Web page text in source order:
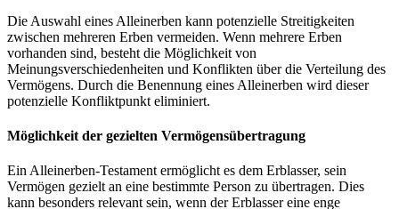
Die Auswahl eines Alleinerben kann potenzielle Streitigkeiten
zwischen mehreren Erben vermeiden. Wenn mehrere Erben
vorhanden sind, besteht die Möglichkeit von
Meinungsverschiedenheiten und Konflikten über die Verteilung des
Vermögens. Durch die Benennung eines Alleinerben wird dieser
potenzielle Konfliktpunkt eliminiert.
Möglichkeit der gezielten Vermögensübertragung
Ein Alleinerben-Testament ermöglicht es dem Erblasser, sein
Vermögen gezielt an eine bestimmte Person zu übertragen. Dies
kann besonders relevant sein, wenn der Erblasser eine enge